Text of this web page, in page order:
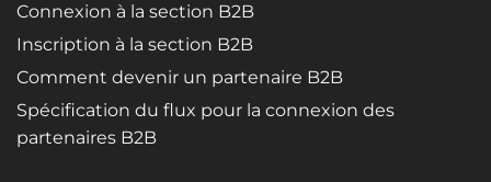
Connexion à la section B2B
Inscription à la section B2B
Comment devenir un partenaire B2B
Spécification du flux pour la connexion des
partenaires B2B